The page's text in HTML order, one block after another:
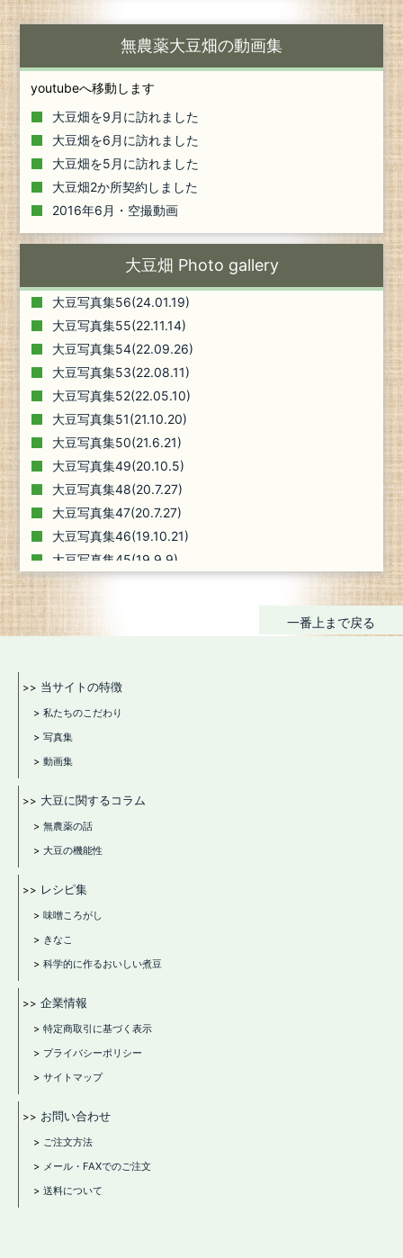
無農薬大豆畑の動画集
youtubeへ移動します
大豆畑を9月に訪れました
大豆畑を6月に訪れました
大豆畑を5月に訪れました
大豆畑2か所契約しました
2016年6月・空撮動画
大豆畑 Photo gallery
大豆写真集56(24.01.19)
大豆写真集55(22.11.14)
大豆写真集54(22.09.26)
大豆写真集53(22.08.11)
大豆写真集52(22.05.10)
大豆写真集51(21.10.20)
大豆写真集50(21.6.21)
大豆写真集49(20.10.5)
大豆写真集48(20.7.27)
大豆写真集47(20.7.27)
大豆写真集46(19.10.21)
大豆写真集45(19.9.9)
大豆写真集44(19.7.1)
大豆写真集43(19.5.20)
大豆写真集42(18.10.5)
大豆写真集38(17.11.20)
大豆写真集37
大豆写真集36
大豆写真集35
大豆写真集31
大豆写真集30
大豆写真集29
大豆写真集28
大豆写真集26
大豆写真集25
大豆写真集24
大豆写真集23
大豆写真集21
大豆写真集20
大豆写真集19
大豆写真集18
一番上まで戻る
当サイトの特徴
私たちのこだわり
写真集
動画集
大豆に関するコラム
無農薬の話
大豆の機能性
レシピ集
味噌ころがし
きなこ
科学的に作るおいしい煮豆
企業情報
特定商取引に基づく表示
プライバシーポリシー
サイトマップ
お問い合わせ
ご注文方法
メール・FAXでのご注文
送料について